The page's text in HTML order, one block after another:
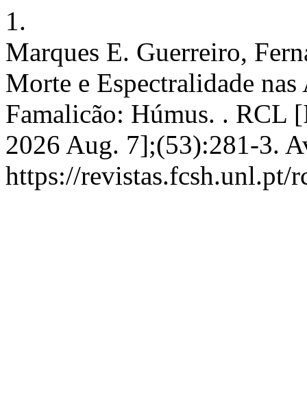
1.
Marques E. Guerreiro,
Morte e Espectralidade
Famalicão: Húmus. . RCL
2026 Aug. 7];(53):281-3.
https://revistas.fcsh.unl.pt/